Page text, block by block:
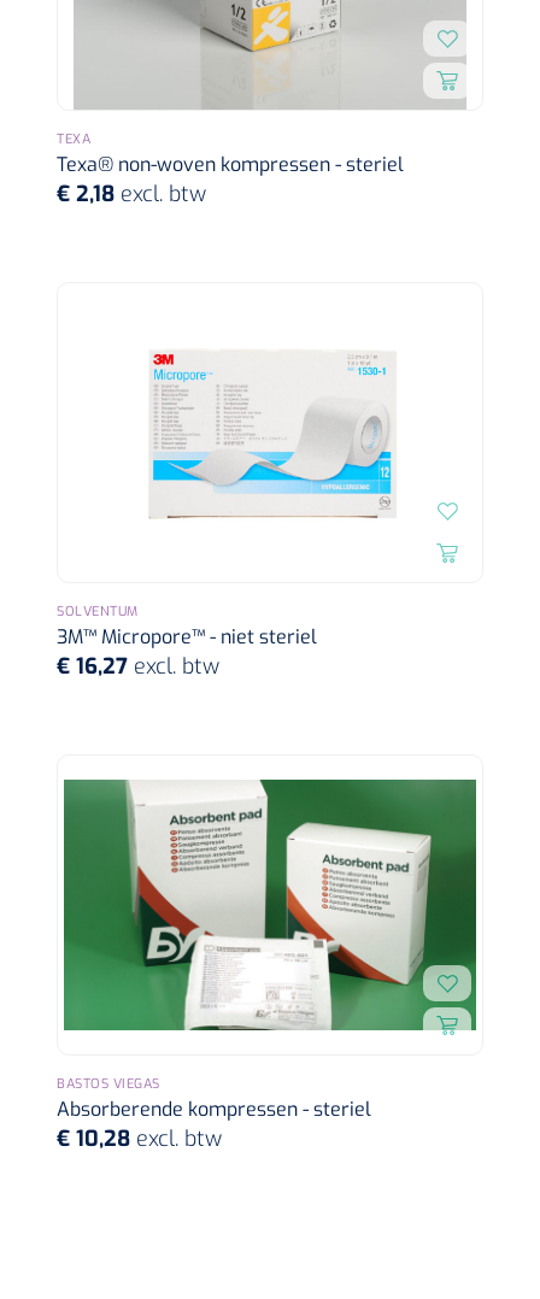
Wearables
Alcoholmeter
Instrumentensets
Chronische wondzorgproducten
Hydrogel
Paraffine verbanden
Siliconen verbanden
Diversen
Verbandhaakjes
Nierbekken
Wondreinigers
TEXA
Texa® non-woven kompressen - steriel
€ 2,18 excl. btw
SOLVENTUM
3M™ Micropore™ - niet steriel
€ 16,27 excl. btw
BASTOS VIEGAS
Absorberende kompressen - steriel
€ 10,28 excl. btw